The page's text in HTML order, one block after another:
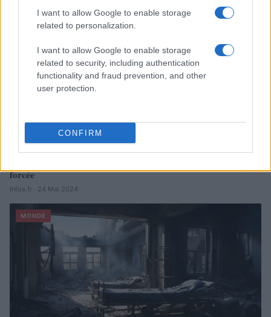
I want to allow Google to enable storage
related to personalization.
I want to allow Google to enable storage
related to security, including authentication
functionality and fraud prevention, and other
user protection.
CONFIRM
forcée
Infos.fr · 24 Mai 2024
MONDE